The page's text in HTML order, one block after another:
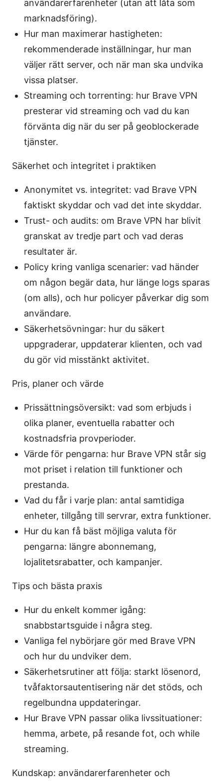
användarerfarenheter (utan att låta som
marknadsföring).
Hur man maximerar hastigheten:
rekommenderade inställningar, hur man
väljer rätt server, och när man ska undvika
vissa platser.
Streaming och torrenting: hur Brave VPN
presterar vid streaming och vad du kan
förvänta dig när du ser på geoblockerade
tjänster.
Säkerhet och integritet i praktiken
Anonymitet vs. integritet: vad Brave VPN
faktiskt skyddar och vad det inte skyddar.
Trust- och audits: om Brave VPN har blivit
granskat av tredje part och vad deras
resultater är.
Policy kring vanliga scenarier: vad händer
om någon begär data, hur länge logs sparas
(om alls), och hur policyer påverkar dig som
användare.
Säkerhetsövningar: hur du säkert
uppgraderar, uppdaterar klienten, och vad
du gör vid misstänkt aktivitet.
Pris, planer och värde
Prissättningsöversikt: vad som erbjuds i
olika planer, eventuella rabatter och
kostnadsfria provperioder.
Värde för pengarna: hur Brave VPN står sig
mot priset i relation till funktioner och
prestanda.
Vad du får i varje plan: antal samtidiga
enheter, tillgång till servrar, extra funktioner.
Hur du kan få bäst möjliga valuta för
pengarna: längre abonnemang,
lojalitetsrabatter, och kampanjer.
Tips och bästa praxis
Hur du enkelt kommer igång:
snabbstartsguide i några steg.
Vanliga fel nybörjare gör med Brave VPN
och hur du undviker dem.
Säkerhetsrutiner att följa: starkt lösenord,
tvåfaktorsautentisering när det stöds, och
regelbundna uppdateringar.
Hur Brave VPN passar olika livssituationer:
hemma, arbete, på resande fot, och while
streaming.
Kundskap: användarerfarenheter och